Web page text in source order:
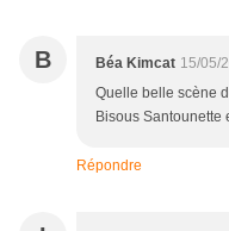
B Béa Kimcat 15/05/
Quelle belle scène
Bisous Santounette
Répondre